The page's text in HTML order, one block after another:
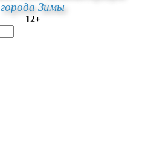
города Зимы
12+